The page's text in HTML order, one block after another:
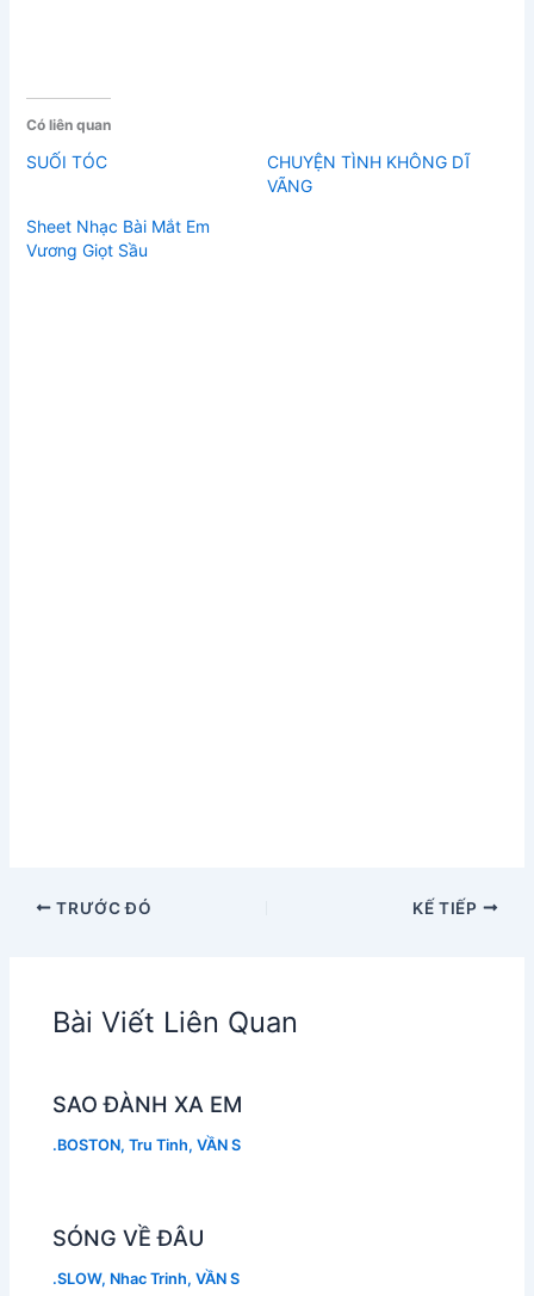
Có liên quan
SUỐI TÓC
CHUYỆN TÌNH KHÔNG DĨ
VÃNG
Sheet Nhạc Bài Mắt Em
Vương Giọt Sầu
TRƯỚC ĐÓ KẾ TIẾP
Bài Viết Liên Quan
SAO ĐÀNH XA EM
.BOSTON,Tru Tinh,VẦN S
SÓNG VỀ ĐÂU
.SLOW, Nhac Trinh,VẦN S